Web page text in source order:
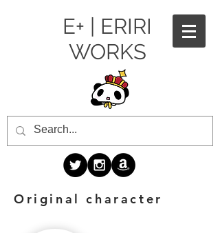
E+ | ERIRI
WORKS
Original character